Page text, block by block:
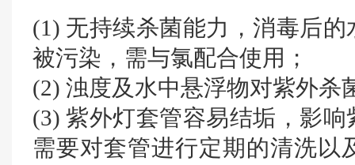
(1) 无持续杀菌能力，消毒后
被污染，需与氯配合使用；
(2) 浊度及水中悬浮物对紫外杀
(3) 紫外灯套管容易结垢，影
需要对套管进行定期的清洗以